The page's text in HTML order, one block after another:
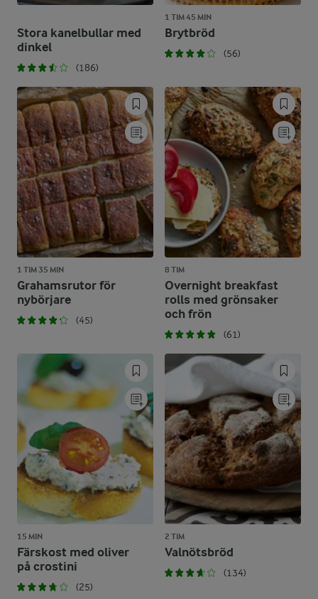
Stora kanelbullar med
dinkel
(186)
1 TIM 45 MIN
Brytbröd
(56)
1 TIM 35 MIN
Grahamsrutor för
nybörjare
(45)
8 TIM
Overnight breakfast
rolls med grönsaker
och frön
(61)
15 MIN
Färskost med oliver
på crostini
(25)
2 TIM
Valnötsbröd
(134)